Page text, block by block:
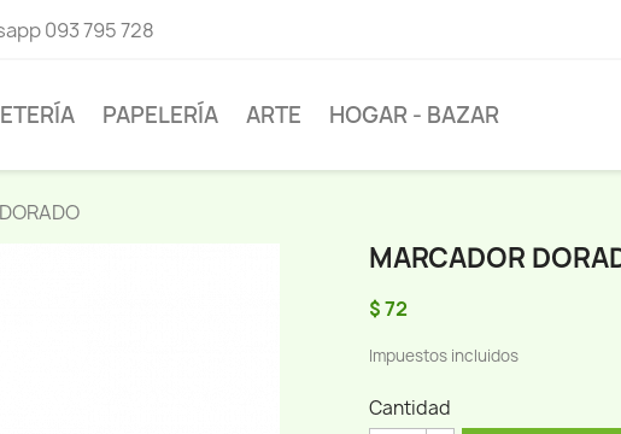
093 795 728
PAPELERÍA ARTE HOGAR - BAZAR
MARCADOR
$ 72
Impuestos incluidos
Cantidad